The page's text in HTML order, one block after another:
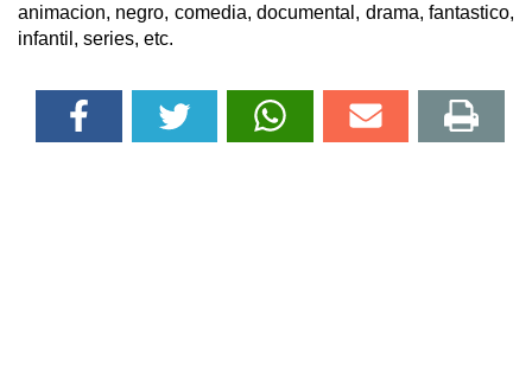
animacion, negro, comedia, documental, drama, fantastico,
infantil, series, etc.